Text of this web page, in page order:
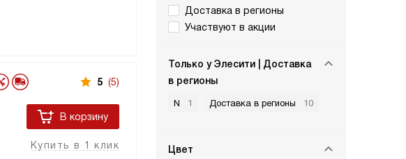
Доставка в регионы
Участвуют в акции
Только у Элесити | Доставка
в регионы
N 1 Доставка в регионы 10
Цвет
5 (5)
В корзину
Купить в 1 клик